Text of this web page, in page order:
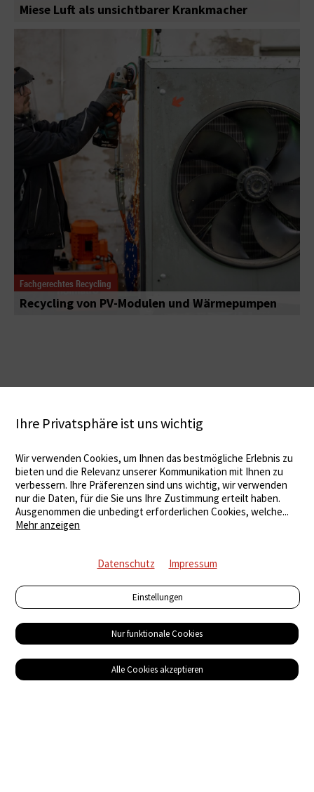
Miese Luft als unsichtbarer Krankmacher
Fachgerechtes Recycling
Recycling von PV-Modulen und Wärmepumpen
Ihre Privatsphäre ist uns wichtig
Wir verwenden Cookies, um Ihnen das bestmögliche Erlebnis zu
bieten und die Relevanz unserer Kommunikation mit Ihnen zu
verbessern. Ihre Präferenzen sind uns wichtig, wir verwenden
nur die Daten, für die Sie uns Ihre Zustimmung erteilt haben.
Ausgenommen die unbedingt erforderlichen Cookies, welche...
Mehr anzeigen
Datenschutz Impressum
Einstellungen
Nur funktionale Cookies
Alle Cookies akzeptieren